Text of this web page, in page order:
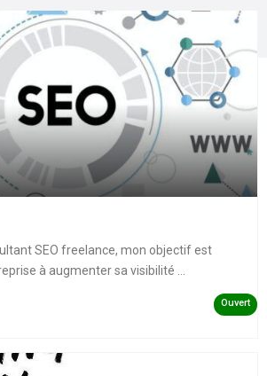
SEO freelance, mon objectif est
à augmenter sa visibilité ...
Ouvert